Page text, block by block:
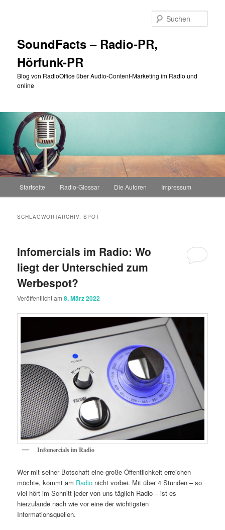
SoundFacts – Radio-PR,
Hörfunk-PR
Blog von RadioOffice über Audio-Content-Marketing im Radio und
online
Startseite Radio-Glossar Die Autoren Impressum
SCHLAGWORTARCHIV:SPOT
Infomercials im Radio: Wo
liegt der Unterschied zum
Werbespot?
Veröffentlicht am8. März 2022
Infomercials im Radio
Wer mit seiner Botschaft eine große Öffentlichkeit erreichen
möchte, kommt am Radio nicht vorbei. Mit über 4 Stunden – so
viel hört im Schnitt jeder von uns täglich Radio – ist es
hierzulande nach wie vor eine der wichtigsten
Informationsquellen.